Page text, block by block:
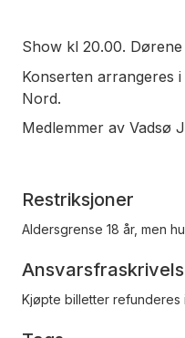
Show kl 20.00.
Konserten arrangeres
Nord.
Medlemmer av Vadsø
Restriksjoner
Aldersgrense 18 år, men
Kjøpte billetter refunderes